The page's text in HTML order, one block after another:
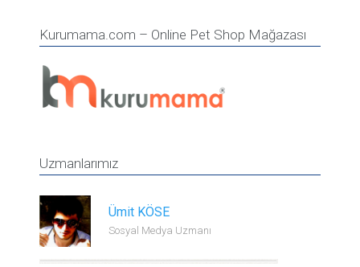
Kurumama.com – Online Pet Shop Mağazası
Uzmanlarımız
Ümit KÖSE
Sosyal Medya Uzmanı